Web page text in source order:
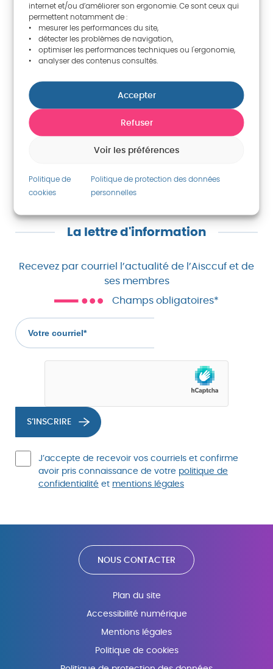
internet et/ou d’améliorer son ergonomie. Ce sont ceux qui
permettent notamment de :
• mesurer les performances du site,
• détecter les problèmes de navigation,
• optimiser les performances techniques ou l'ergonomie,
• analyser des contenus consultés.
Accepter
Refuser
Voir les préférences
Politique de
cookies
Politique de protection des données
personnelles
Tél
+ 258 21 49 03 74, 49 01 70/1
Courriel
ta@tvcabo.co.mz
https://www.ta.gov.mz
La lettre d'information
Recevez par courriel l’actualité de l’Aisccuf et de
ses membres
Champs obligatoires*
Votre
courriel
S’INSCRIRE
J’accepte de recevoir vos courriels et confirme
avoir pris connaissance de votre politique de
confidentialité et mentions légales
NOUS CONTACTER
Plan du site
Accessibilité numérique
Mentions légales
Politique de cookies